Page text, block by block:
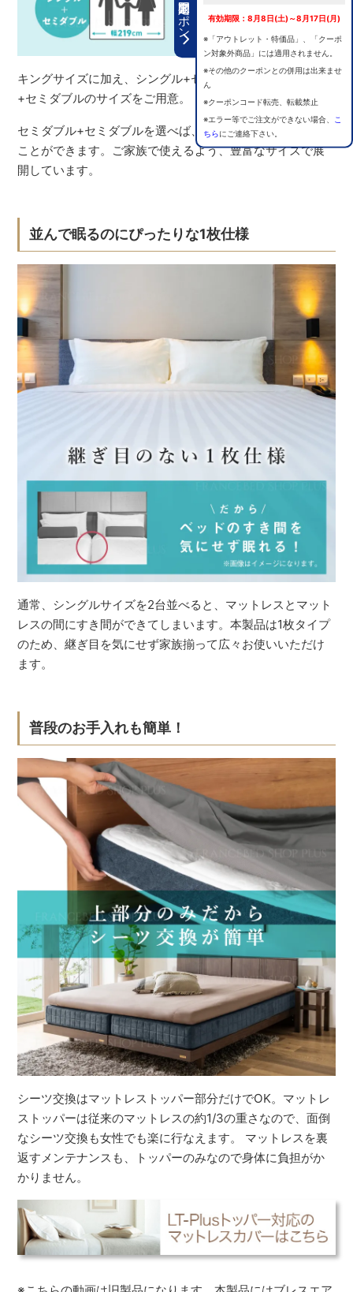
期間限定クーポン 有効期限：8月8日(土)～8月17日(月)
※「アウトレット・特価品」、「クーポ
ン対象外商品」には適用されません。
※その他のクーポンとの併用は出来ませ
ん
※クーポンコード転売、転載禁止
※エラー等でご注文ができない場合、
こ
ちらにご連絡下さい。
キングサイズに加え、シングル+セミダブル、セミダブル
+セミダブルのサイズをご用意。
セミダブル+セミダブルを選べば、4人家族でも並んで眠る
ことができます。ご家族で使えるよう、豊富なサイズで展
開しています。
並んで眠るのにぴったりな1枚仕様
通常、シングルサイズを2台並べると、マットレスとマット
レスの間にすき間ができてしまいます。本製品は1枚タイプ
のため、継ぎ目を気にせず家族揃って広々お使いいただけ
ます。
普段のお手入れも簡単！
シーツ交換はマットレストッパー部分だけでOK。マットレ
ストッパーは従来のマットレスの約1/3の重さなので、面倒
なシーツ交換も女性でも楽に行なえます。 マットレスを裏
返すメンテナンスも、トッパーのみなので身体に負担がか
かりません。